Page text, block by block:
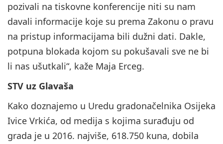
pozivali na tiskovne konferencije niti su nam
davali informacije koje su prema Zakonu o pravu
na pristup informacijama bili dužni dati. Dakle,
potpuna blokada kojom su pokušavali sve ne bi
li nas ušutkali“, kaže Maja Erceg.
STV uz Glavaša
Kako doznajemo u Uredu gradonačelnika Osijeka
Ivice Vrkića, od medija s kojima surađuju od
grada je u 2016. najviše, 618.750 kuna, dobila